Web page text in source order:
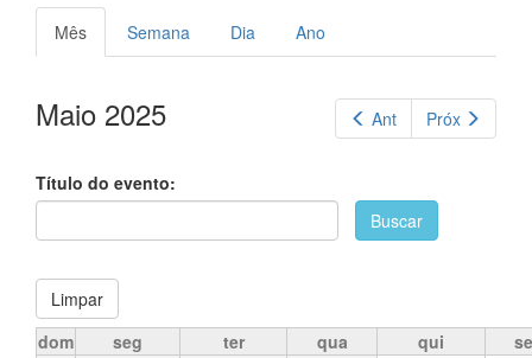
Abas
primárias
Mês
ativa)
Semana Dia Ano
Ant Próx
Maio 2025
Título do evento:
Buscar
Limpar
dom
seg ter qua qui